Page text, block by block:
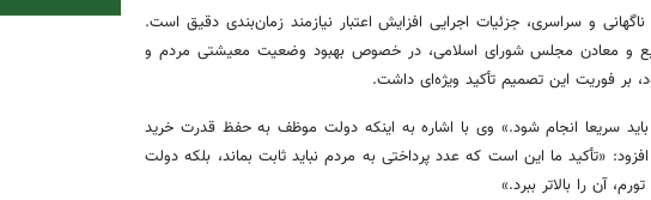
و سراسری، جزئیات اجرایی افزایش اعتبار نیازمند زمان‌بندی دقیق است.
و معادن مجلس شورای اسلامی، در خصوص بهبود وضعیت معیشتی مردم و
بر فوریت این تصمیم تأکید ویژه‌ای داشت.
باید سریعا انجام شود.» وی با اشاره به اینکه دولت موظف به حفظ قدرت خرید
«تأکید ما این است که عدد پرداختی به مردم نباید ثابت بماند، بلکه دولت
آن را بالاتر ببرد.»